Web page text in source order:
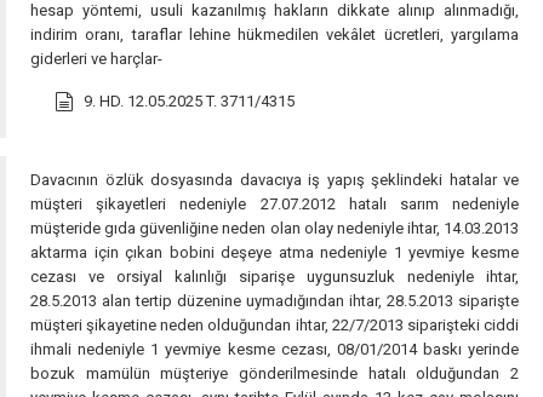
hesap yöntemi, usuli kazanılmış hakların dikkate alınıp alınmadığı,
indirim oranı, taraflar lehine hükmedilen vekâlet ücretleri, yargılama
giderleri ve harçlar-
9. HD. 12.05.2025 T. 3711/4315
Davacının özlük dosyasında davacıya iş yapış şeklindeki hatalar ve
müşteri şikayetleri nedeniyle 27.07.2012 hatalı sarım nedeniyle
müşteride gıda güvenliğine neden olan olay nedeniyle ihtar, 14.03.2013
aktarma için çıkan bobini deşeye atma nedeniyle 1 yevmiye kesme
cezası ve orsiyal kalınlığı siparişe uygunsuzluk nedeniyle ihtar,
28.5.2013 alan tertip düzenine uymadığından ihtar, 28.5.2013 siparişte
müşteri şikayetine neden olduğundan ihtar, 22/7/2013 siparişteki ciddi
ihmali nedeniyle 1 yevmiye kesme cezası, 08/01/2014 baskı yerinde
bozuk mamülün müşteriye gönderilmesinde hatalı olduğundan 2